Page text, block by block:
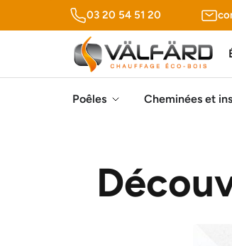
Panneau de gestion des cookies
03 20 54 51 20
Poêles Cheminées et